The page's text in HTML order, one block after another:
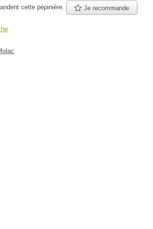
cette pépinière. Je recommande